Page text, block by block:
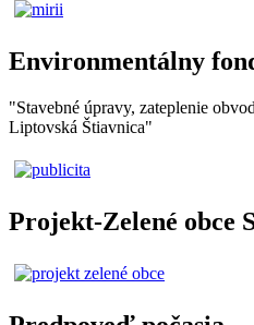
Environmentálny
"Stavebné úpravy, zateplenie
Liptovská Štiavnica"
Projekt-Zelené obce